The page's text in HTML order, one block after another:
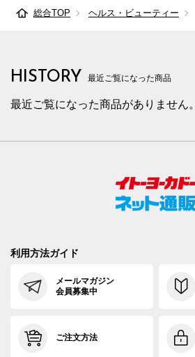
総合TOP ヘルス・ビューティー
HISTORY 最近ご覧になった商品
最近ご覧になった商品がありません。
利用方法ガイド
メールマガジン
会員募集中
ご注文方法